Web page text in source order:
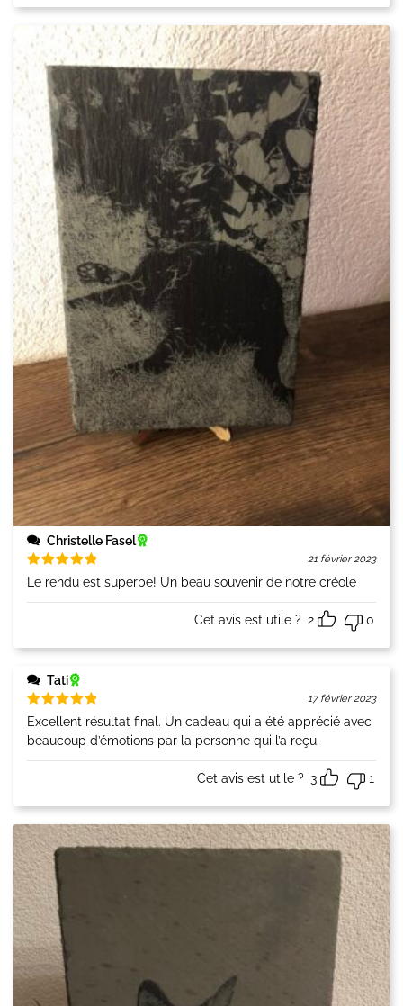
Christelle Fasel
Note5
sur 5
21 février 2023
Le rendu est superbe! Un beau souvenir de notre créole
Cet avis est utile ? 2 0
Tati
Note 5
sur 5
17 février 2023
Excellent résultat final. Un cadeau qui a été apprécié avec
beaucoup d’émotions par la personne qui l’a reçu.
Cet avis est utile ? 3 1